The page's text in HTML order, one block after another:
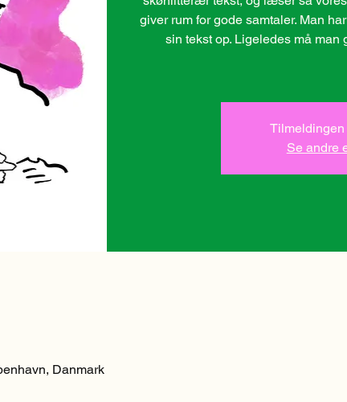
giver rum for gode samtaler. Man
sin tekst op. Ligeledes må man
Se andre
Danmark